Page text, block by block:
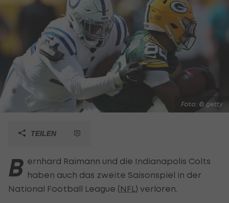
Foto: © getty
TEILEN
B ernhard Raimann und die Indianapolis Colts
haben auch das zweite Saisonspiel in der
National Football League (NFL ) verloren.